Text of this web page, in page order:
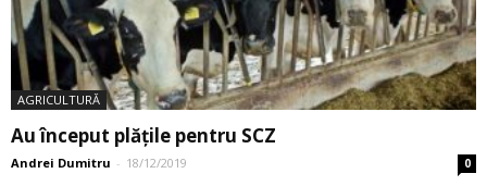
AGRICULTURĂ
Au început plățile pentru SCZ
Andrei Dumitru - 18/12/2019 0